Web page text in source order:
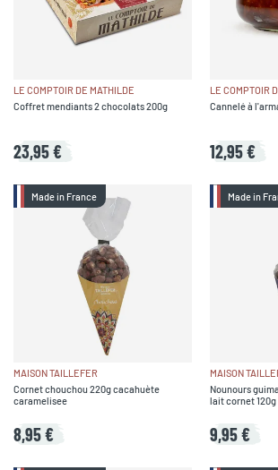
LE COMPTOIR DE MATHILDE
Coffret mendiants 2 chocolats 200g
23,95 €
LE COMPTOIR
Cannelé à
12,95 €
Made in France
MAISON TAILLEFER
Cornet chouchou 220g cacahuète
caramelisee
8,95 €
Made in
MAISON
Nounours
lait cornet 120g
9,95 €